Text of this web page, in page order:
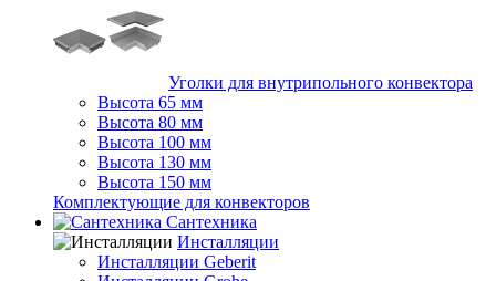
Уголки для внутрипольного конвектора
Высота 65 мм
Высота 80 мм
Высота 100 мм
Высота 130 мм
Высота 150 мм
Комплектующие для конвекторов
Сантехника
Инсталляции
Инсталляции Geberit